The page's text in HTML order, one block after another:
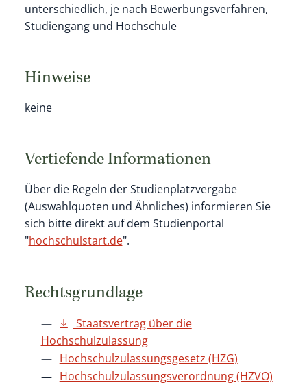
unterschiedlich, je nach Bewerbungsverfahren,
Studiengang und Hochschule
Hinweise
keine
Vertiefende Informationen
Über die Regeln der Studienplatzvergabe
(Auswahlquoten und Ähnliches) informieren Sie
sich bitte direkt auf dem Studienportal
"hochschulstart.de".
Rechtsgrundlage
Staatsvertrag über die
Hochschulzulassung
Hochschulzulassungsgesetz (HZG)
Hochschulzulassungsverordnung (HZVO)